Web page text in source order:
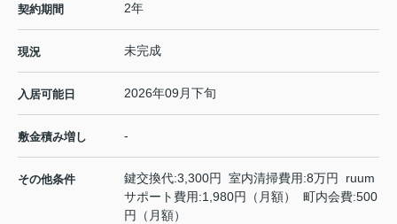
契約期間 2年
現況 未完成
入居可能日 2026年09月下旬
敷金積み増し -
その他条件
鍵交換代:3,300円 室内清掃費用:8万円 ruum
サポート費用:1,980円（月額） 町内会費:500
円（月額）